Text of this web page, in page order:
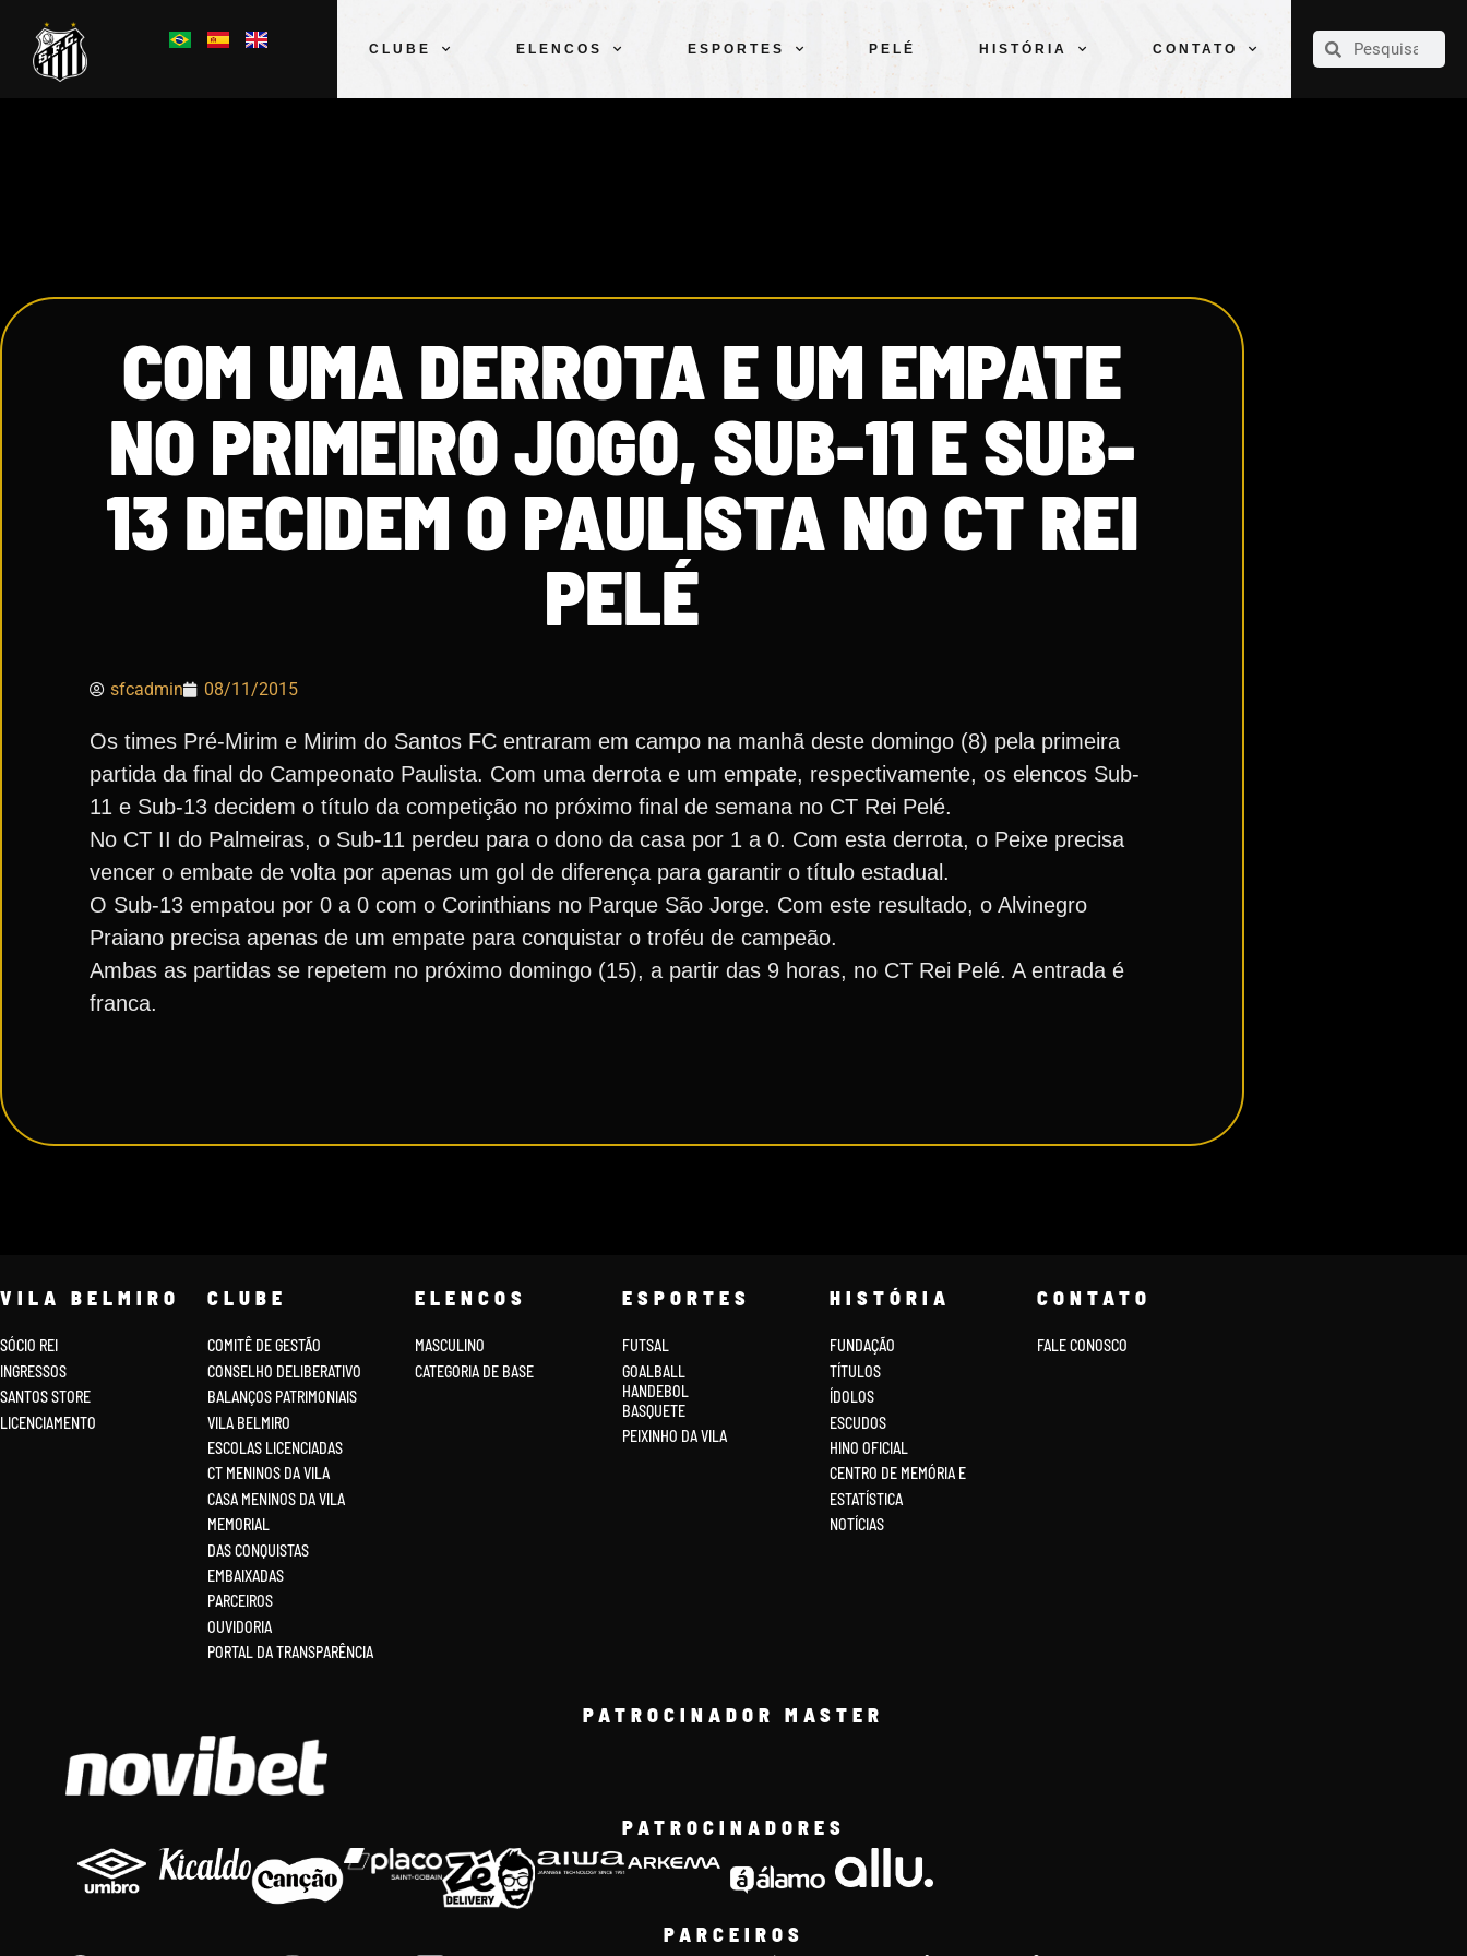
CLUBE ELENCOS ESPORTES PELÉ HISTÓRIA CONTATO
CLUBE
COM UMA DERROTA E UM EMPATE
NO PRIMEIRO JOGO, SUB-11 E SUB-
13 DECIDEM O PAULISTA NO CT REI
PELÉ
sfcadmin 08/11/2015
Os times Pré-Mirim e Mirim do Santos FC entraram em campo na manhã deste domingo (8) pela primeira
partida da final do Campeonato Paulista. Com uma derrota e um empate, respectivamente, os elencos Sub-
11 e Sub-13 decidem o título da competição no próximo final de semana no CT Rei Pelé.
No CT II do Palmeiras, o Sub-11 perdeu para o dono da casa por 1 a 0. Com esta derrota, o Peixe precisa
vencer o embate de volta por apenas um gol de diferença para garantir o título estadual.
O Sub-13 empatou por 0 a 0 com o Corinthians no Parque São Jorge. Com este resultado, o Alvinegro
Praiano precisa apenas de um empate para conquistar o troféu de campeão.
Ambas as partidas se repetem no próximo domingo (15), a partir das 9 horas, no CT Rei Pelé. A entrada é
franca.
VILA BELMIRO
SÓCIO REI
INGRESSOS
SANTOS STORE
LICENCIAMENTO
CLUBE
COMITÊ DE GESTÃO
CONSELHO DELIBERATIVO
BALANÇOS PATRIMONIAIS
VILA BELMIRO
ESCOLAS LICENCIADAS
CT MENINOS DA VILA
CASA MENINOS DA VILA
MEMORIAL
DAS CONQUISTAS
EMBAIXADAS
PARCEIROS
OUVIDORIA
PORTAL DA TRANSPARÊNCIA
ELENCOS
MASCULINO
CATEGORIA DE BASE
ESPORTES
FUTSAL
GOALBALL
HANDEBOL
BASQUETE
PEIXINHO DA VILA
HISTÓRIA
FUNDAÇÃO
TÍTULOS
ÍDOLOS
ESCUDOS
HINO OFICIAL
CENTRO DE MEMÓRIA E
ESTATÍSTICA
NOTÍCIAS
CONTATO
FALE CONOSCO
PATROCINADOR MASTER
PATROCINADORES
PARCEIROS